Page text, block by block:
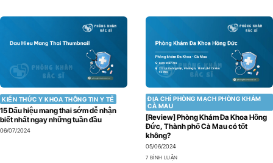
KIẾN THỨC Y KHOA THÔNG TIN Y TẾ
15 Dấu hiệu mang thai sớm dễ nhận
biết nhất ngay những tuần đầu
06/07/2024
ĐỊA CHỈ PHÒNG MẠCH PHÒNG KHÁM
CÀ MAU
[Review] Phòng Khám Đa Khoa Hồng
Đức, Thành phố Cà Mau có tốt
không?
05/06/2024
7 BÌNH LUẬN